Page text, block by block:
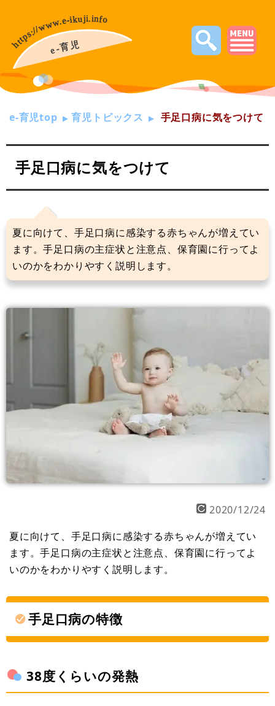
e-育児top 育児トピックス 手足口病に気をつけて
手足口病に気をつけて
夏に向けて、手足口病に感染する赤ちゃんが増えてい
ます。手足口病の主症状と注意点、保育園に行ってよ
いのかをわかりやすく説明します。
2020/12/24
夏に向けて、手足口病に感染する赤ちゃんが増えてい
ます。手足口病の主症状と注意点、保育園に行ってよ
いのかをわかりやすく説明します。
手足口病の特徴
38度くらいの発熱